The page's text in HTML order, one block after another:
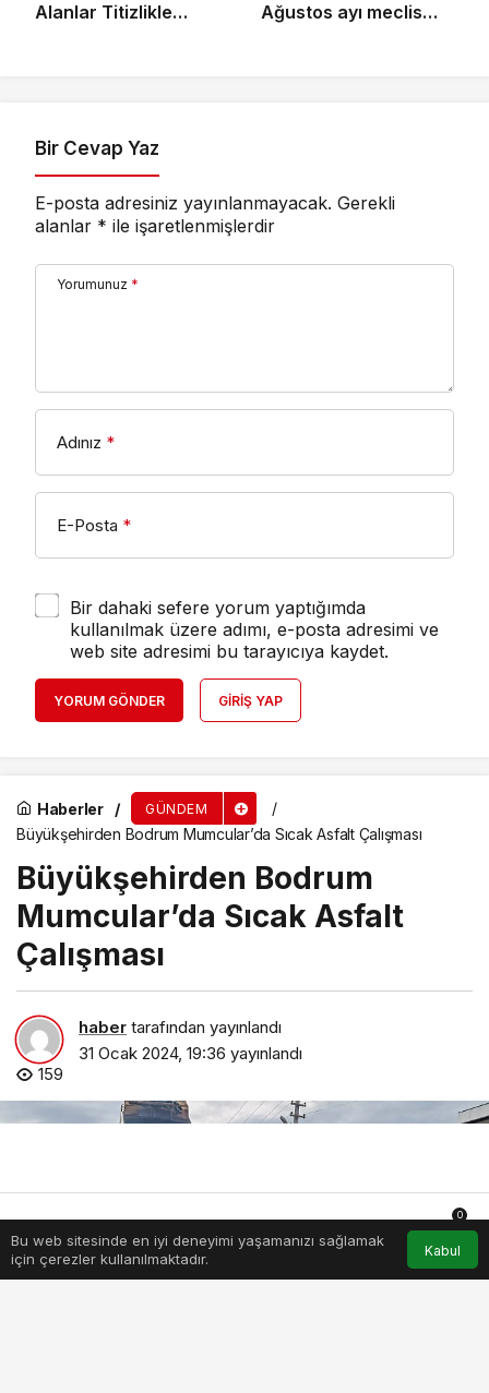
Alanlar Titizlikle
Ağustos ayı meclis
Bir Cevap Yaz
E-posta adresiniz yayınlanmayacak. Gerekli
alanlar * ile işaretlenmişlerdir
Yorumunuz *
Adınız *
E-Posta *
Bir dahaki sefere yorum yaptığımda
kullanılmak üzere adımı, e-posta adresimi ve
web site adresimi bu tarayıcıya kaydet.
YORUM GÖNDER GIRIŞ YAP
Haberler GÜNDEM
Büyükşehirden Bodrum Mumcular’da Sıcak Asfalt Çalışması
Büyükşehirden Bodrum
Mumcular’da Sıcak Asfalt
Çalışması
haber tarafından yayınlandı
31 Ocak 2024, 19:36 yayınlandı
159
Bu web sitesinde en iyi deneyimi yaşamanızı sağlamak
için çerezler kullanılmaktadır.
Kabul
Anasayfa Akış Hesabım Bildirimler
0